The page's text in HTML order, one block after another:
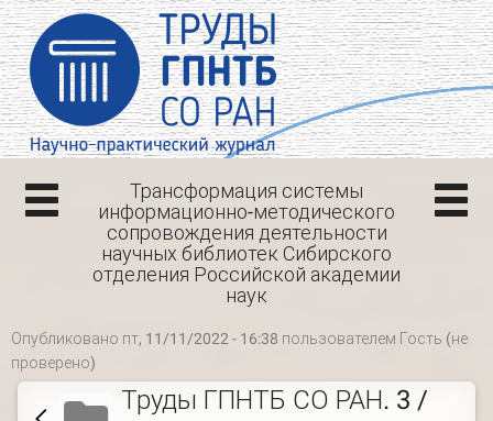
Трансформация системы
информационно-методического
сопровождения деятельности
научных библиотек Сибирского
отделения Российской академии
наук
Опубликовано пт, 11/11/2022 - 16:38 пользователем Гость (не
проверено)
Труды ГПНТБ СО РАН. 3 /